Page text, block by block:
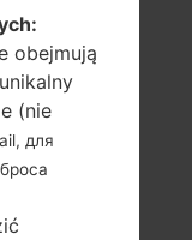
Z
L5
obejmują
(nie
для